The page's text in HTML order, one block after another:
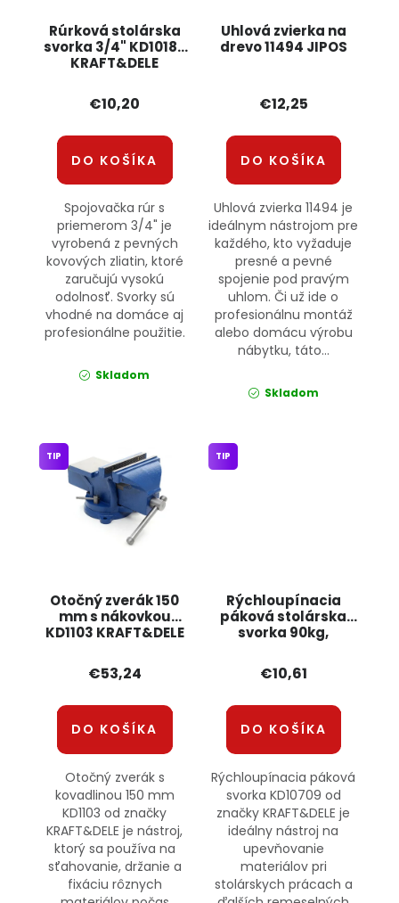
Rúrková stolárska
svorka 3/4" KD10187
KRAFT&DELE
€10,20
DO KOŠÍKA
Spojovačka rúr s
priemerom 3/4" je
vyrobená z pevných
kovových zliatin, ktoré
zaručujú vysokú
odolnosť. Svorky sú
vhodné na domáce aj
profesionálne použitie.
Skladom
Uhlová zvierka na
drevo 11494 JIPOS
€12,25
DO KOŠÍKA
Uhlová zvierka 11494 je
ideálnym nástrojom pre
každého, kto vyžaduje
presné a pevné
spojenie pod pravým
uhlom. Či už ide o
profesionálnu montáž
alebo domácu výrobu
nábytku, táto...
Skladom
Otočný zverák 150
mm s nákovkou
KD1103 KRAFT&DELE
TIP
€53,24
DO KOŠÍKA
Otočný zverák s
kovadlinou 150 mm
KD1103 od značky
KRAFT&DELE je nástroj,
ktorý sa používa na
sťahovanie, držanie a
fixáciu rôznych
Rýchloupínacia
páková stolárska
svorka 90kg,
KRAFT&amp;DELE
TIP
€10,61
DO KOŠÍKA
Rýchloupínacia páková
svorka KD10709 od
značky KRAFT&DELE je
ideálny nástroj na
upevňovanie
materiálov pri
stolárskych prácach a